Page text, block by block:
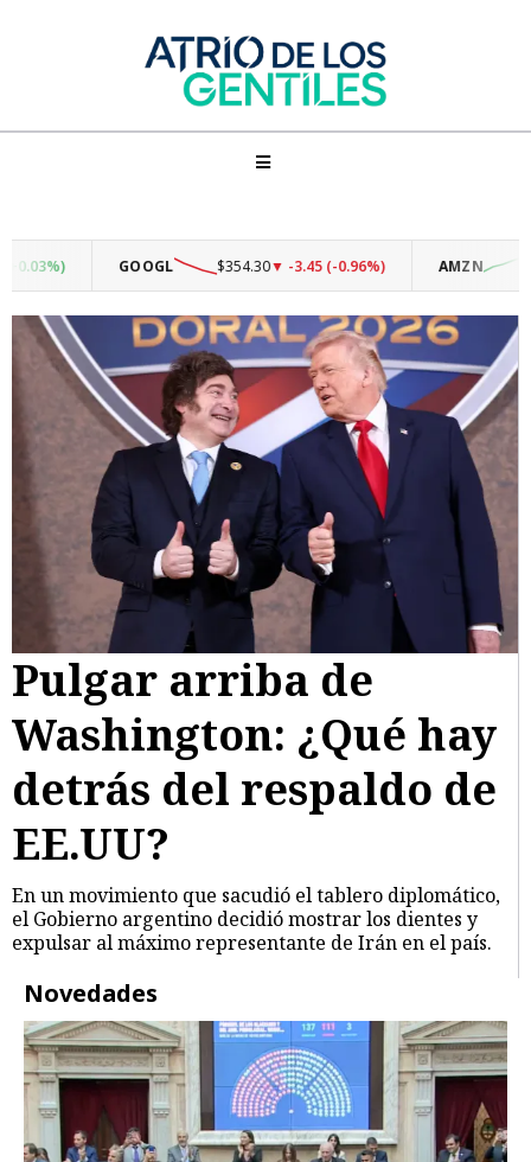
GOOGL $354.30▼ -3.45 (-0.96%) AMZN
Pulgar arriba de
Washington: ¿Qué hay
detrás del respaldo de
EE.UU?
En un movimiento que sacudió el tablero diplomático,
el Gobierno argentino decidió mostrar los dientes y
expulsar al máximo representante de Irán en el país.
Novedades